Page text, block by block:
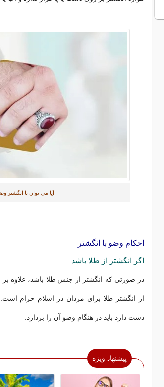
آیا می توان با انگشتر
احکام وضو با انگشتر
اگر انگشتر از طلا باشد
در صورتی که انگشتر از جنس طلا باشد، علاوه بر
از انگشتر طلا برای مردان در اسلام حرام است.
دست دارد باید در هنگام وضو آن را بردارد.
پیشنهاد ویژه